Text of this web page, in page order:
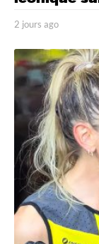
2 jours ago
o
u
r
s
a
g
o